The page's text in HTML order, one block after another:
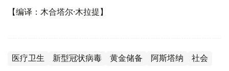
【编译：木合塔尔·木拉提】
医疗卫生 新型冠状病毒 黄金储备 阿斯塔纳 社会